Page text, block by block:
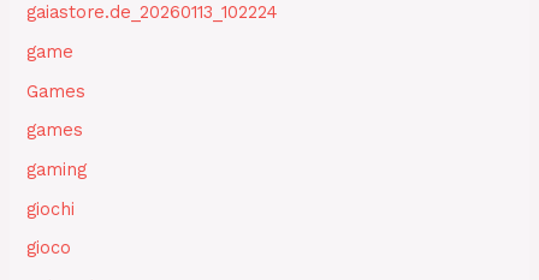
gaiastore.de_20260113_102224
game
Games
games
gaming
giochi
gioco